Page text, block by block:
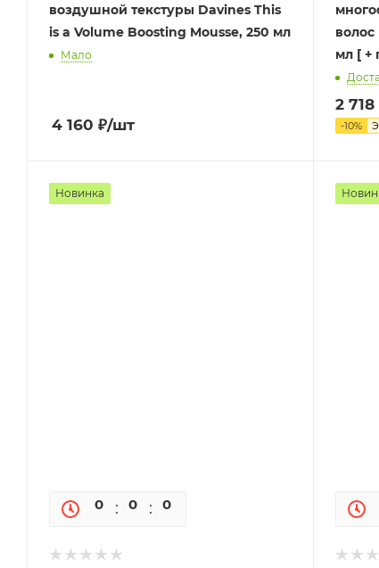
воздушной текстуры Davines This
is a Volume Boosting Mousse, 250 мл
Мало
4 160 ₽/шт
мл [ +
2 718
-10%
Новинка
0 0 0